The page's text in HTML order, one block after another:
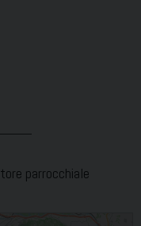
parrocchiale